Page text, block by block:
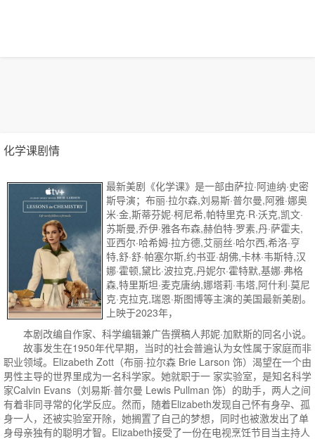
化学课剧情
最新美剧《化学课》是一部由萨拉·阿迪纳·史密
斯导演；布丽·拉尔森,刘易斯·普尔曼,阿雅·娜奥
米·金,斯蒂芬妮·柯尼希,帕特里克·R·沃克,凯文·
苏斯曼,乔伊·雅各布森,赫伯特·罗素,丹·萨霍夫,
亚西尔·哈希姆·拉方德,艾丽丝·哈尔西,希洛·亨
特,舒·舒·帕塞尔斯,约书亚·胡佛,卡林·韦斯特,汉
娜·霍顿,黛比·波拉克,丹妮尔·霍特默,基娜·弗格
森,特里斯坦·麦克唐纳,娜塔莉·韦塔,阿什利·莫尼
克·克拉克,瑞恩·斯图博等主演的美国最新美剧。
上映于2023年，
本剧改编自作家、科学编辑兼广告撰稿人邦妮·加默斯的同名小说。
故事发生在1950年代早期，当时的社会普遍认为女性属于家庭而非
职业领域。Elizabeth Zott（布丽·拉尔森 Brie Larson 饰）渴望在一个由
男性主导的世界里成为一名科学家。她就职于一 家实验室，是知名科学
家Calvin Evans（刘易斯·普尔曼 Lewis Pullman 饰）的助手，两人之间
有着非同寻常的化学反应。然而，随着Elizabeth发现自己怀有身孕、孤
身一人，还被实验室开除，她搁置了自己的梦想，同时也被激发出了单
身母亲独有的聪明才智。Elizabeth接受了一份在电视烹饪节目当主持人